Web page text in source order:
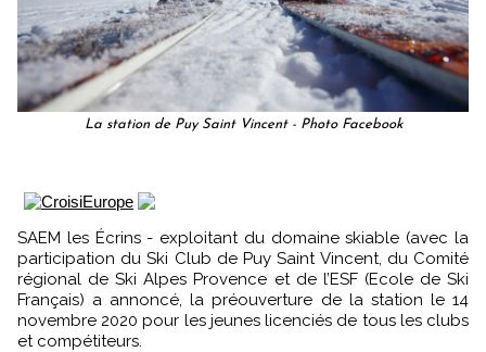
La station de Puy Saint Vincent - Photo Facebook
SAEM les Écrins - exploitant du domaine skiable (avec la
participation du Ski Club de Puy Saint Vincent, du Comité
régional de Ski Alpes Provence et de l’ESF (Ecole de Ski
Français) a annoncé, la préouverture de la station le 14
novembre 2020 pour les jeunes licenciés de tous les clubs
et compétiteurs.